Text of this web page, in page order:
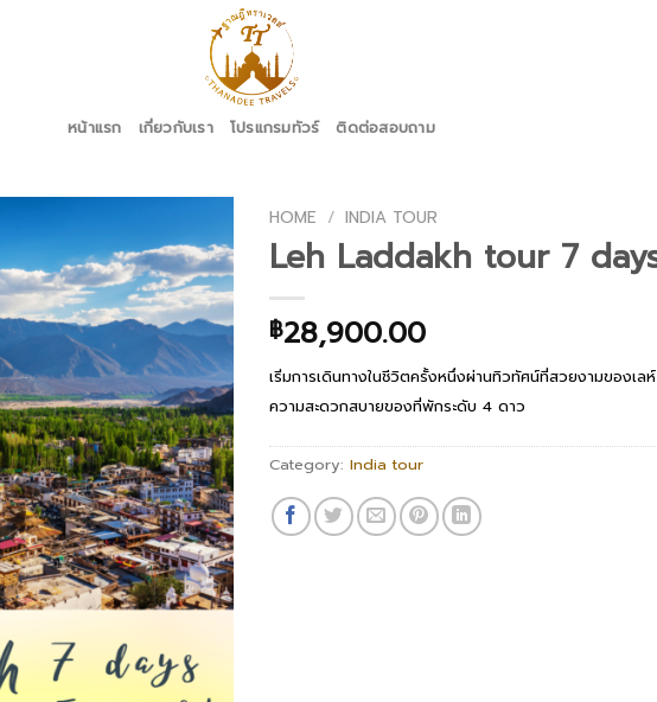
หน้าแรก เกี่ยวกับเรา โปรแกรมทัวร์ ติดต่อสอบถาม
HOME / INDIA TOUR
Leh Laddakh tour 7
฿28,900.00
เริ่มการเดินทางในชีวิตครั้งหนึ่งผ่านทิวทัศน์ที่สวยงามของเ
ความสะดวกสบายของที่พักระดับ 4 ดาว
Category: India tour